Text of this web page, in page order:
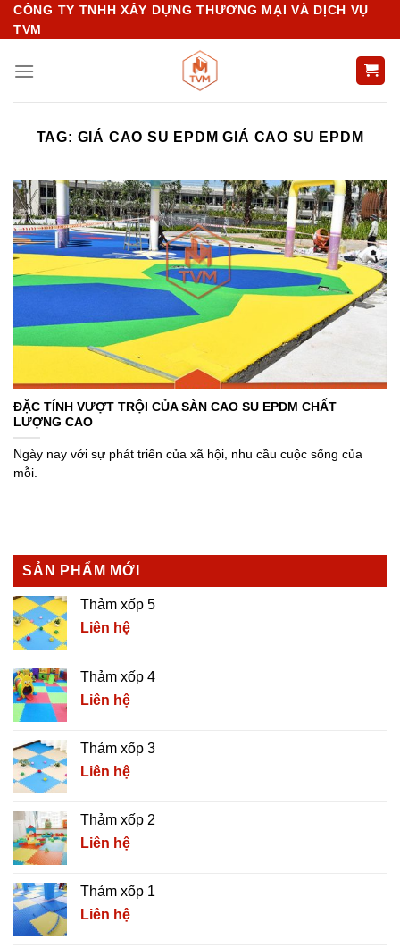
Chuyển
đến
dung
CÔNG TY TNHH XÂY DỰNG THƯƠNG MẠI VÀ DỊCH VỤ
TVM
TAG: GIÁ CAO SU EPDM GIÁ CAO SU EPDM
SẢN PHẨM MỚI
Thảm xốp 5
Liên hệ
Thảm xốp 4
Liên hệ
Thảm xốp 3
Liên hệ
Thảm xốp 2
Liên hệ
Thảm xốp 1
Liên hệ
ĐẶC TÍNH VƯỢT TRỘI CỦA SÀN CAO SU EPDM CHẤT
LƯỢNG CAO
Ngày nay với sự phát triển của xã hội, nhu cầu cuộc sống của
mỗi.